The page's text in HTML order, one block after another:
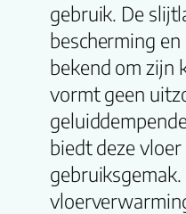
gebruik. De
bescherming
bekend om zijn
vormt geen
biedt deze